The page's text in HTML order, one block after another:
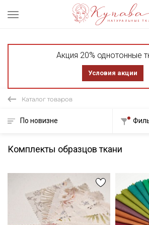
Акция 20% однотонные
Условия акции
Каталог товаров
По новизне
Комплекты образцов ткани